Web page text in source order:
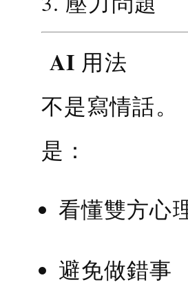
AI 用法
不是寫情話。
是：
看懂雙方心
避免做錯事